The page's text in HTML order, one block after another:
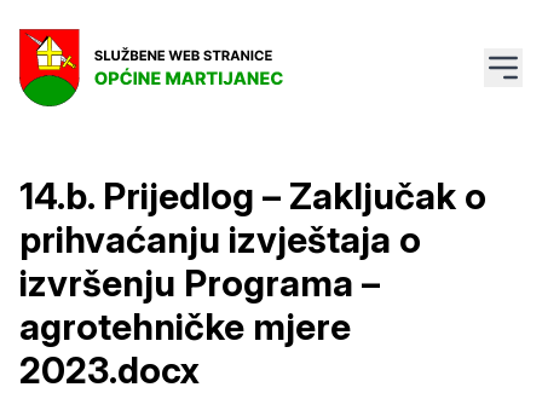
14.b. Prijedlog – Zaključak o
prihvaćanju izvještaja o
izvršenju Programa –
agrotehničke mjere
2023.docx